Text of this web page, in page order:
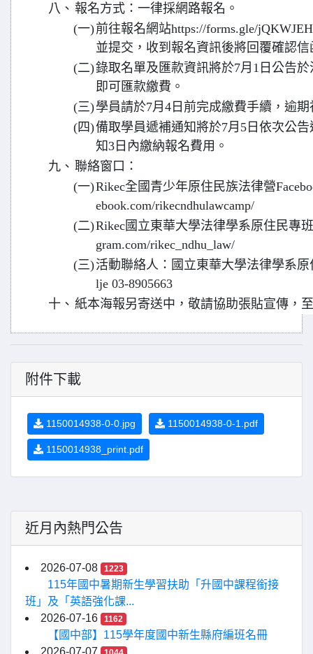
八、 報名方式：一律採網路報名。
(一)前往報名網站https://forms.gle/
並提交，收到報名資訊後將回覆確認
(二)錄取名單及匯款資訊將於7月1日公告
即可匯款繳費。
(三)學員請於7月4日前完成繳費手續，逾
(四)備取學員遞補通知將於7月5日依次公
知3日內繳納報名費用。
九、 聯絡窗口：
(一)Rikec全國青少年原住民族法律營
ebook.com/rikecndhulawcamp/
(二)Rikec國立東華大學法律學系原住民專
gram.com/rikec_ndhu_law/
(三)活動聯絡人：國立東華大學法律學系
lje 03-8905663
十、 紙本海報另寄送中，敬請協助張貼宣傳，
附件下載
1150014938-0-0.jpg 1150014938-0-1.pdf
1150014938_print.pdf
近月內熱門公告
2026-07-08 1223
115年國中暑期新生學習扶助「升國中課程銜接
班」及「英語強化課...
2026-07-16
1162
【國中部】115學年度國中新生縣府編班名冊
2026-07-07